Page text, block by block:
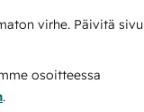
virhe. Päivitä sivu
osoitteessa
.